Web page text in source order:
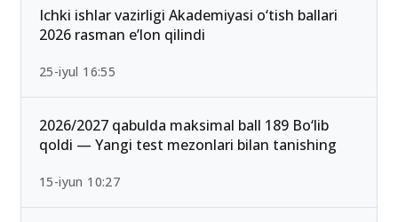
Ichki ishlar vazirligi Akademiyasi o‘tish ballari
2026 rasman e’lon qilindi
25-iyul 16:55
2026/2027 qabulda maksimal ball 189 Bo‘lib
qoldi — Yangi test mezonlari bilan tanishing
15-iyun 10:27